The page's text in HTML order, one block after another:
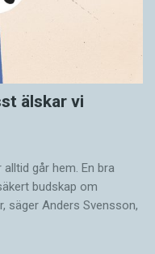
älskar vi
går hem. En bra
budskap om
säger Anders Svensson,